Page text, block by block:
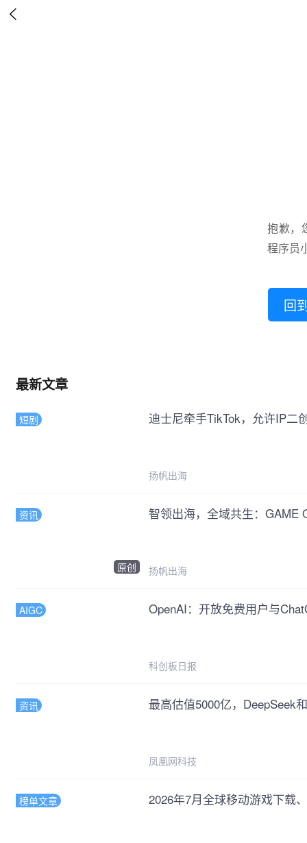

抱歉，
程序员
回
最新文章
短剧 迪士尼牵手TikTok，允许IP二
扬帆出海
资讯
原创
智领出海，全域共生：GAME
扬帆出海
AIGC OpenAI：开放免费用户与
科创板日报
资讯 最高估值5000亿，DeepSeek
凤凰网科技
榜单文章 2026年7月全球移动游戏下载